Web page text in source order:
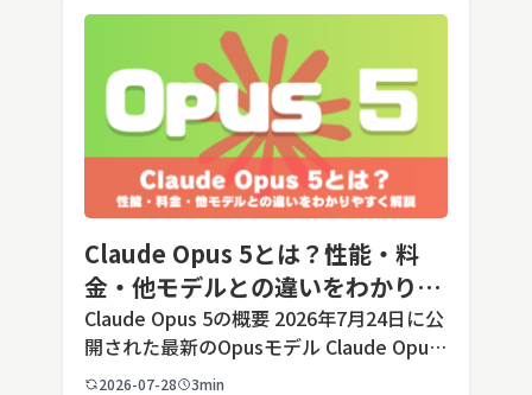
Claude Opus 5とは？性能・料
金・他モデルとの違いをわかりや
すく解説
Claude Opus 5の概要 2026年7月24日に公
開された最新のOpusモデル Claude Opus
5は、米国のAI企業Anthropic（アンソロピ
2026-07-28 3min